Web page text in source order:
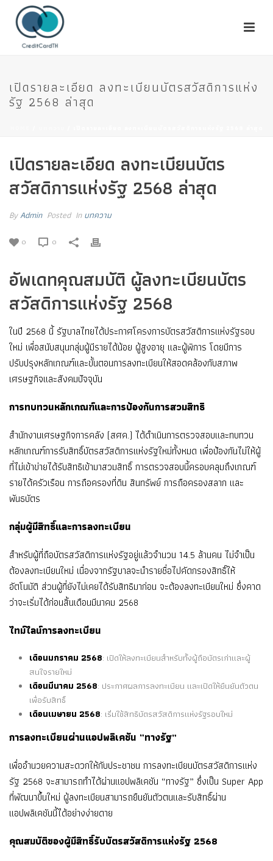
เปิดรายละเอียด ลงทะเบียนบัตรสวัสดิการแห่ง
รัฐ 2568 ล่าสุด
เปิดรายละเอียด ลงทะเบียนบัตร
สวัสดิการแห่งรัฐ 2568 ล่าสุด
ByAdmin Posted Inบทความ
0 0
อัพเดทคุณสมบัติ ผู้ลงทะเบียนบัตร
สวัสดิการแห่งรัฐ 2568
ในปี 2568 นี้ รัฐบาลไทยได้ประกาศโครงการบัตรสวัสดิการแห่งรัฐรอบ
ใหม่ เพื่อสนับสนุนกลุ่มผู้มีรายได้น้อย ผู้สูงอายุ และผู้พิการ โดยมีการ
ปรับปรุงหลักเกณฑ์และขั้นตอนการลงทะเบียนให้สอดคล้องกับสภาพ
เศรษฐกิจและสังคมปัจจุบัน
การทบทวนหลักเกณฑ์และการป้องกันการสวมสิทธิ
สำนักงานเศรษฐกิจการคลัง (สศค.) ได้ดำเนินการตรวจสอบและทบทวน
หลักเกณฑ์การรับสิทธิ์บัตรสวัสดิการแห่งรัฐใหม่ทั้งหมด เพื่อป้องกันไม่ให้ผู้
ที่ไม่เข้าข่ายได้รับสิทธิเข้ามาสวมสิทธิ์ การตรวจสอบนี้ครอบคลุมถึงเกณฑ์
รายได้ครัวเรือน การถือครองที่ดิน สินทรัพย์ การถือครองสลาก และ
พันธบัตร
กลุ่มผู้มีสิทธิ์และการลงทะเบียน
สำหรับผู้ที่ถือบัตรสวัสดิการแห่งรัฐอยู่แล้วจำนวน 14.5 ล้านคน ไม่จำเป็น
ต้องลงทะเบียนใหม่ เนื่องจากรัฐบาลจะนำรายชื่อไปคัดกรองสิทธิ์ให้
อัตโนมัติ ส่วนผู้ที่ยังไม่เคยได้รับสิทธิมาก่อน จะต้องลงทะเบียนใหม่ ซึ่งคาด
ว่าจะเริ่มได้ก่อนสิ้นเดือนมีนาคม 2568
ไทม์ไลน์การลงทะเบียน
เดือนมกราคม 2568: เปิดให้ลงทะเบียนสำหรับทั้งผู้ถือบัตรเก่าและผู้
สนใจรายใหม่
เดือนมีนาคม 2568: ประกาศผลการลงทะเบียน และเปิดให้ยืนยันตัวตน
เพื่อรับสิทธิ์
เดือนเมษายน 2568: เริ่มใช้สิทธิบัตรสวัสดิการแห่งรัฐรอบใหม่
การลงทะเบียนผ่านแอปพลิเคชัน “ทางรัฐ”
เพื่ออำนวยความสะดวกให้กับประชาชน การลงทะเบียนบัตรสวัสดิการแห่ง
รัฐ 2568 จะสามารถทำได้ผ่านแอปพลิเคชัน “ทางรัฐ” ซึ่งเป็น Super App
ที่พัฒนาขึ้นใหม่ ผู้ลงทะเบียนสามารถยืนยันตัวตนและรับสิทธิ์ผ่าน
แอปพลิเคชันนี้ได้อย่างง่ายดาย
คุณสมบัติของผู้มีสิทธิ์รับบัตรสวัสดิการแห่งรัฐ 2568